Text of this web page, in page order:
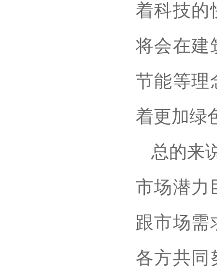
着科技的
将会在建
节能等理
着更加绿
总的来
市场潜力
跟市场需
各方共同